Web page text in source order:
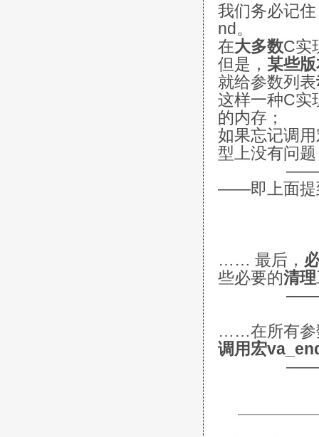
我们务必记
nd。
在大多数C实
但是， 某些
就给参数列表
这样一种C实
的内存；
如果忘记调
型上没有问
——《C陷
——即上面提
…… 最后，
些必要的清理
——《C程
……在所有参
调用宏
——《C程